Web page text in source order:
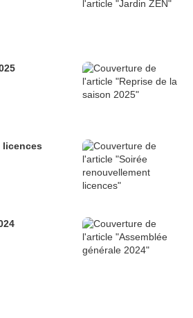
licences